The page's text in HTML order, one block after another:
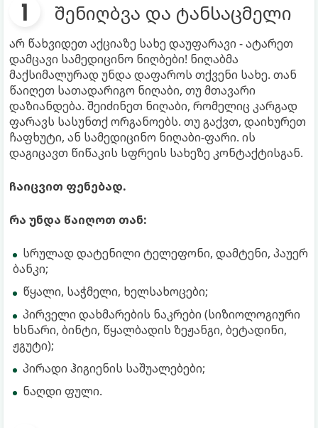
შენიღბვა და ტანსაცმელი
არ წახვიდეთ აქციაზე სახე დაუფარავი - ატარეთ
დამცავი სამედიცინო ნიღბები! ნიღაბმა
მაქსიმალურად უნდა დაფაროს თქვენი სახე. თან
წაიღეთ სათადარიგო ნიღაბი, თუ მთავარი
დაზიანდება. შეიძინეთ ნიღაბი, რომელიც კარგად
ფარავს სასუნთქ ორგანოებს. თუ გაქვთ, დაიხურეთ
ჩაფხუტი, ან სამედიცინო ნიღაბი-ფარი. ის
დაგიცავთ წიწაკის სფრეის სახეზე კონტაქტისგან.
ჩაიცვით ფენებად.
რა უნდა წაიღოთ თან:
სრულად დატენილი ტელეფონი, დამტენი, პაუერ
ბანკი;
წყალი, საჭმელი, ხელსახოცები;
პირველი დახმარების ნაკრები (სიზიოლოგიური
ხსნარი, ბინტი, წყალბადის ზეჟანგი, ბეტადინი,
ჟგუტი);
პირადი ჰიგიენის საშუალებები;
ნაღდი ფული.